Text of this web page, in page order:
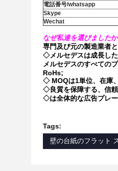
電話番号/whatsapp
Skype
Wechat
なぜ私達を選びましたか
専門及び元の製造業者
◇メルセデスは成長し
メルセデスのすべての
RoHs;
◇ MOQは1単位、在庫
◇良質を保障する、信
◇は全体的な広告プレ
Tags:
壁の台紙のフラット